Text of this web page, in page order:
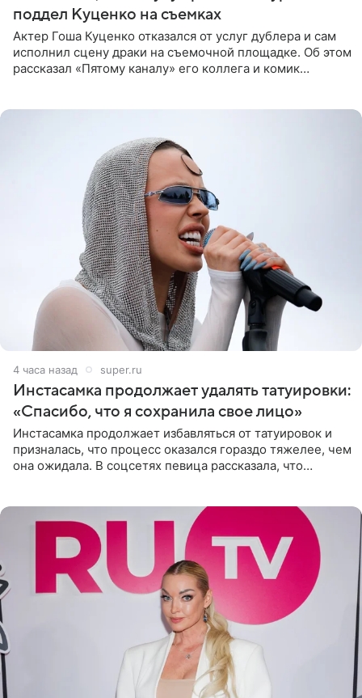
поддел Куценко на съемках
Актер Гоша Куценко отказался от услуг дублера и сам
исполнил сцену драки на съемочной площадке. Об этом
рассказал «Пятому каналу» его коллега и комик
4 часа назад super.ru
Инстасамка продолжает удалять татуировки:
«Спасибо, что я сохранила свое лицо»
Инстасамка продолжает избавляться от татуировок и
призналась, что процесс оказался гораздо тяжелее, чем
она ожидала. В соцсетях певица рассказала, что